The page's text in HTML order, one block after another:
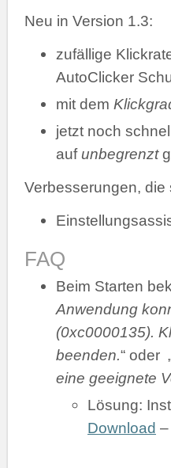
Neu in Version 1.3:
zufällige
AutoClicker
mit dem
jetzt noch
aufunbegrenzt
Verbesserungen,
FAQ
Beim Starten
Anwendung
(0xc0000135).
beenden.“ oder
eine geeignete
Lösung:
Download